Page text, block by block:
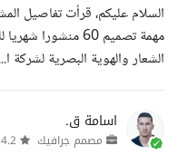
السلام عليكم، قرأت تفاصيل
مهمة تصميم 60
الشعار والهوية البصرية لشركة ا...
اسامة ق.
مصمم جرافيك